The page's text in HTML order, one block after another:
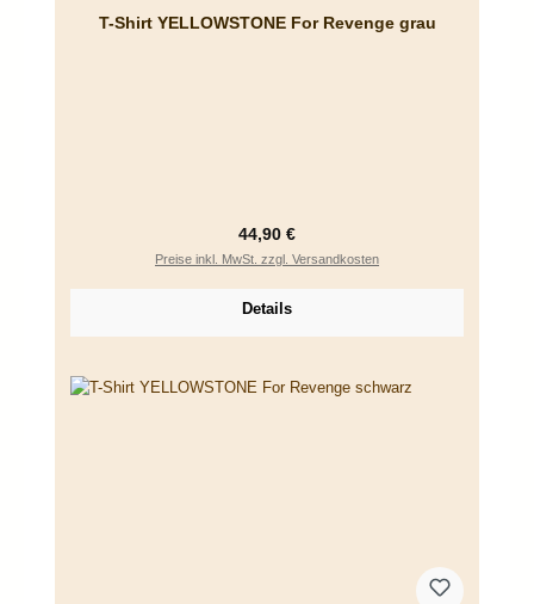
T-Shirt YELLOWSTONE For Revenge grau
Regulärer Preis:
44,90 €
Preise inkl. MwSt. zzgl. Versandkosten
Details